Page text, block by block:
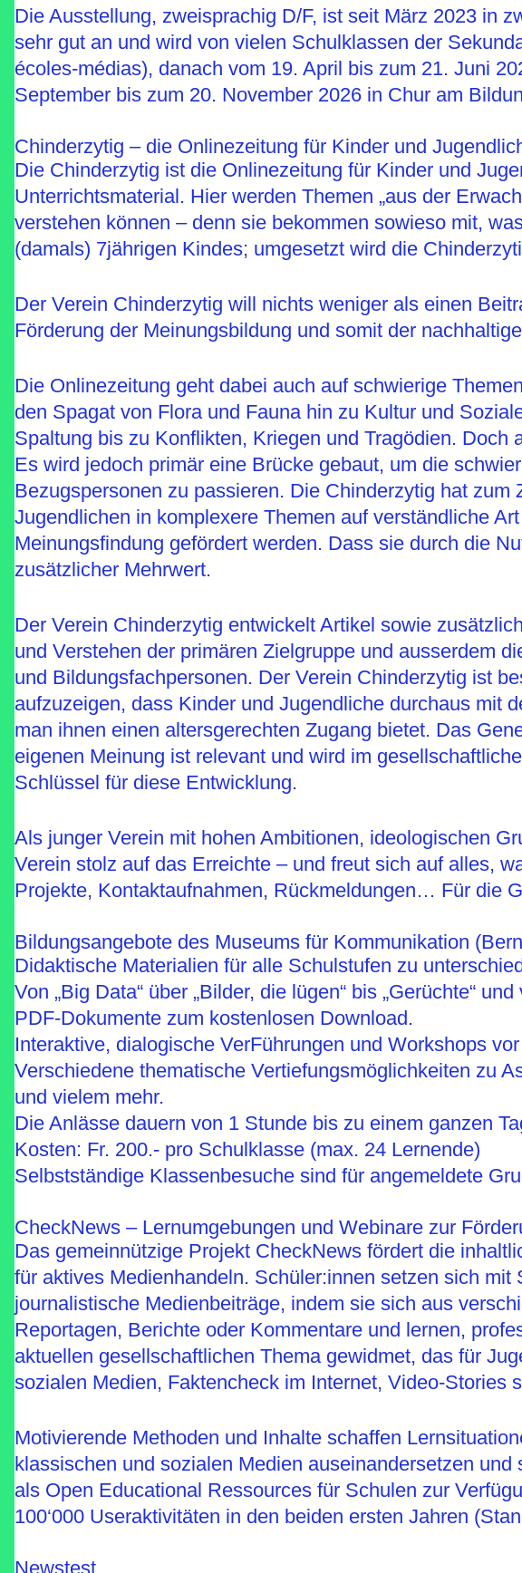
Die Ausstellung, zweisprachig D/F, ist seit März 2023 in
sehr gut an und wird von vielen Schulklassen der
écoles-médias), danach vom 19. April bis zum 21. Juni
September bis zum 20. November 2026 in Chur am
Chinderzytig – die Onlinezeitung für Kinder und
Die Chinderzytig ist die Onlinezeitung für Kinder und
Unterrichtsmaterial. Hier werden Themen „aus der
verstehen können – denn sie bekommen sowieso mit,
(damals) 7jährigen Kindes; umgesetzt wird die
Der Verein Chinderzytig will nichts weniger als einen
Förderung der Meinungsbildung und somit der
Die Onlinezeitung geht dabei auch auf schwierige
den Spagat von Flora und Fauna hin zu Kultur und
Spaltung bis zu Konflikten, Kriegen und Tragödien. Doch
Es wird jedoch primär eine Brücke gebaut, um die
Bezugspersonen zu passieren. Die Chinderzytig hat
Jugendlichen in komplexere Themen auf verständliche
Meinungsfindung gefördert werden. Dass sie durch die
zusätzlicher Mehrwert.
Der Verein Chinderzytig entwickelt Artikel sowie
und Verstehen der primären Zielgruppe und ausserdem
und Bildungsfachpersonen. Der Verein Chinderzytig ist
aufzuzeigen, dass Kinder und Jugendliche durchaus mit
man ihnen einen altersgerechten Zugang bietet. Das
eigenen Meinung ist relevant und wird im
Schlüssel für diese Entwicklung.
Als junger Verein mit hohen Ambitionen, ideologischen
Verein stolz auf das Erreichte – und freut sich auf alles,
Projekte, Kontaktaufnahmen, Rückmeldungen… Für die
Bildungsangebote des Museums für Kommunikation
Didaktische Materialien für alle Schulstufen zu
Von „Big Data“ über „Bilder, die lügen“ bis „Gerüchte“
PDF-Dokumente zum kostenlosen Download.
Interaktive, dialogische VerFührungen und Workshops
Verschiedene thematische Vertiefungsmöglichkeiten zu
und vielem mehr.
Die Anlässe dauern von 1 Stunde bis zu einem ganzen
Kosten: Fr. 200.- pro Schulklasse (max. 24 Lernende)
Selbstständige Klassenbesuche sind für angemeldete
CheckNews – Lernumgebungen und Webinare zur
Das gemeinnützige Projekt CheckNews fördert die
für aktives Medienhandeln. Schüler:innen setzen sich
journalistische Medienbeiträge, indem sie sich aus
Reportagen, Berichte oder Kommentare und lernen,
aktuellen gesellschaftlichen Thema gewidmet, das für
sozialen Medien, Faktencheck im Internet, Video-Stories
Motivierende Methoden und Inhalte schaffen
klassischen und sozialen Medien auseinandersetzen
als Open Educational Ressources für Schulen zur
100‘000 Useraktivitäten in den beiden ersten Jahren
Newstest